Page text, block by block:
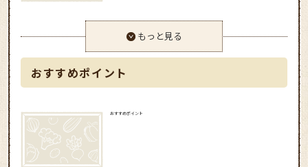
もっと見る
おすすめポイント
おすすめポイント